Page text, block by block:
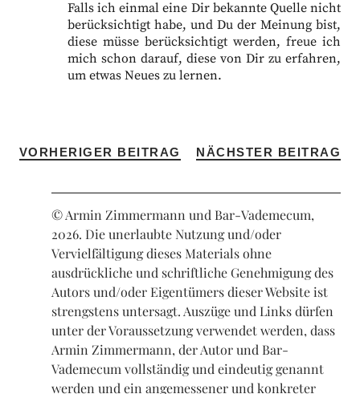
Falls ich einmal eine Dir bekannte Quelle nicht
berücksichtigt habe, und Du der Meinung bist,
diese müsse berücksichtigt werden, freue ich
mich schon darauf, diese von Dir zu erfahren,
um etwas Neues zu lernen.
VORHERIGER BEITRAG NÄCHSTER BEITRAG
© Armin Zimmermann und Bar-Vademecum,
2026. Die unerlaubte Nutzung und/oder
Vervielfältigung dieses Materials ohne
ausdrückliche und schriftliche Genehmigung des
Autors und/oder Eigentümers dieser Website ist
strengstens untersagt. Auszüge und Links dürfen
unter der Voraussetzung verwendet werden, dass
Armin Zimmermann, der Autor und Bar-
Vademecum vollständig und eindeutig genannt
werden und ein angemessener und konkreter